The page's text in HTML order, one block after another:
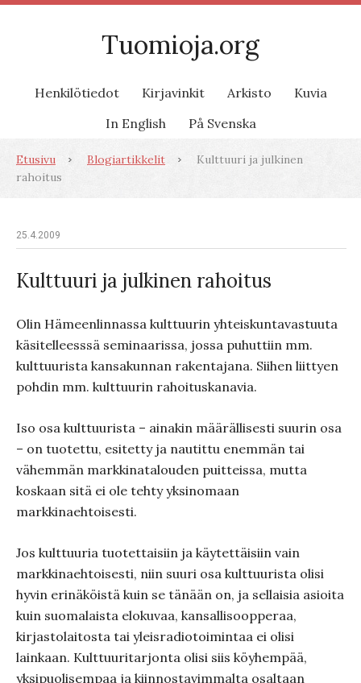
Tuomioja.org
Henkilötiedot Kirjavinkit Arkisto
Kuvia
In English
På Svenska
Etusivu Blogiartikkelit
Kulttuuri ja julkinen
rahoitus
25.4.2009
Kulttuuri ja julkinen rahoitus
Olin Hämeenlinnassa kulttuurin yhteiskuntavastuuta
käsitelleesssä seminaarissa, jossa puhuttiin mm.
kulttuurista kansakunnan rakentajana. Siihen liittyen
pohdin mm. kulttuurin rahoituskanavia.
Iso osa kulttuurista – ainakin määrällisesti suurin osa
– on tuotettu, esitetty ja nautittu enemmän tai
vähemmän markkinatalouden puitteissa, mutta
koskaan sitä ei ole tehty yksinomaan
markkinaehtoisesti.
Jos kulttuuria tuotettaisiin ja käytettäisiin vain
markkinaehtoisesti, niin suuri osa kulttuurista olisi
hyvin erinäköistä kuin se tänään on, ja sellaisia asioita
kuin suomalaista elokuvaa, kansallisoopperaa,
kirjastolaitosta tai yleisradiotoimintaa ei olisi
lainkaan. Kulttuuritarjonta olisi siis köyhempää,
yksipuolisempaa ja kiinnostavimmalta osaltaan